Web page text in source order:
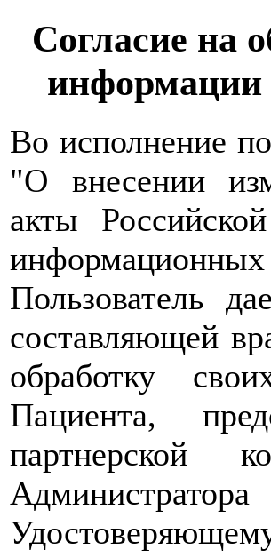
Согласие на
информации
Во исполнение
"О внесении
акты
Пользователь
составляющей
обработку
Пациента,
партнерской